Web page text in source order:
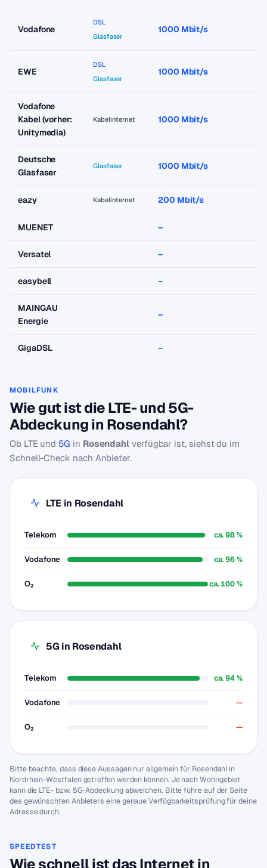
Vodafone
DSL
Glasfaser
1000 Mbit/s
EWE
DSL
Glasfaser
1000 Mbit/s
Vodafone
Kabel (vorher:
Unitymedia)
Kabelinternet 1000 Mbit/s
Deutsche
Glasfaser
Glasfaser 1000 Mbit/s
eazy Kabelinternet 200 Mbit/s
MUENET –
Versatel –
easybell –
MAINGAU
Energie
–
GigaDSL –
MOBILFUNK
Wie gut ist die LTE- und 5G-
Abdeckung in Rosendahl?
Ob LTE und 5G in Rosendahl verfügbar ist, siehst du im
Schnell-Check nach Anbieter.
LTE in Rosendahl
Telekom ca. 98 %
Vodafone ca. 96 %
O₂ ca. 100 %
5G in Rosendahl
Telekom ca. 94 %
Vodafone —
O₂ —
Bitte beachte, dass diese Aussagen nur allgemein für Rosendahl in
Nordrhein-Westfalen getroffen werden können. Je nach Wohngebiet
kann die LTE- bzw. 5G-Abdeckung abweichen. Bitte führe auf der Seite
des gewünschten Anbieters eine genaue Verfügbarkeitsprüfung für deine
Adresse durch.
SPEEDTEST
Wie schnell ist das Internet in